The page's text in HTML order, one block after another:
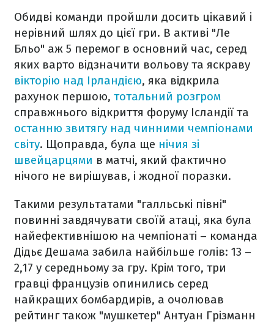
Обидві команди пройшли досить цікавий і
нерівний шлях до цієї гри. В активі "Ле
Бльо" аж 5 перемог в основний час, серед
яких варто відзначити вольову та яскраву
вікторію над Ірландією, яка відкрила
рахунок першою, тотальний розгром
справжнього відкриття форуму Ісландії та
останню звитягу над чинними чемпіонами
світу. Щоправда, була ще нічия зі
швейцарцями в матчі, який фактично
нічого не вирішував, і жодної поразки.
Такими результатами "галльські півні"
повинні завдячувати своїй атаці, яка була
найефективнішою на чемпіонаті – команда
Дідьє Дешама забила найбільше голів: 13 –
2,17 у середньому за гру. Крім того, три
гравці французів опинились серед
найкращих бомбардирів, а очолював
рейтинг також "мушкетер" Антуан Грізманн